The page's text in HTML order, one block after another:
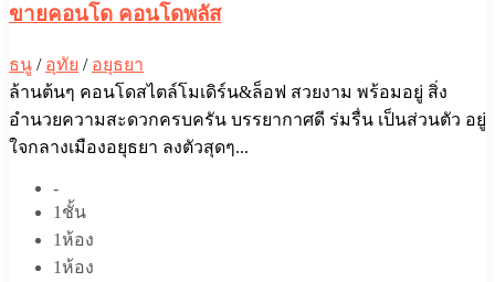
ขายคอนโด คอนโดพลัส
ธนู / อุทัย / อยุธยา
ล้านต้นๆ คอนโดสไตล์โมเดิร์น&ล็อฟ สวยงาม พร้อมอยู่ สิ่ง
อำนวยความสะดวกครบครัน บรรยากาศ​ดี ร่มรื่น​ เป็นส่วนตัว อยู่
ใจกลางเมืองอยุธยา ลงตัวสุดๆ...
-
1ชั้น
1ห้อง
1ห้อง